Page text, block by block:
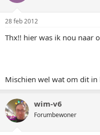
28 feb 2012
Thx!! hier was ik nou naar
Mischien wel wat om dit in
wim-v6
Forumbewoner